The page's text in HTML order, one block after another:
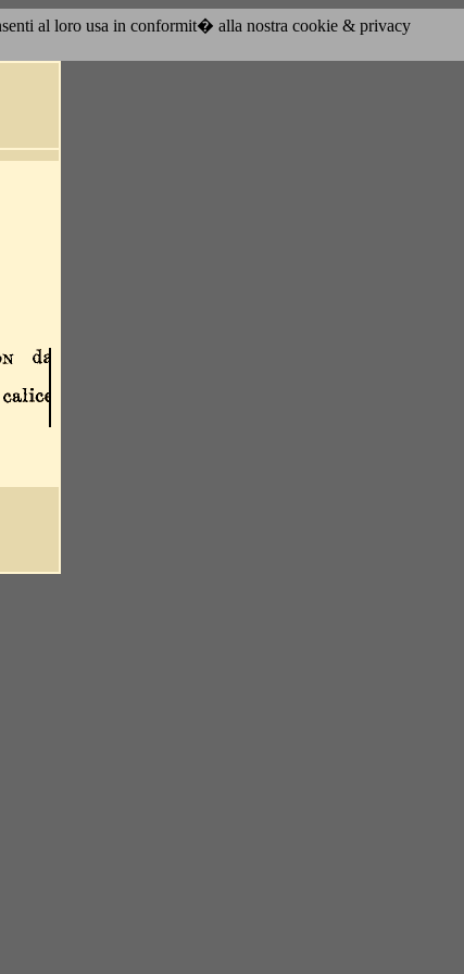
al loro usa in conformit� alla nostra cookie & privacy